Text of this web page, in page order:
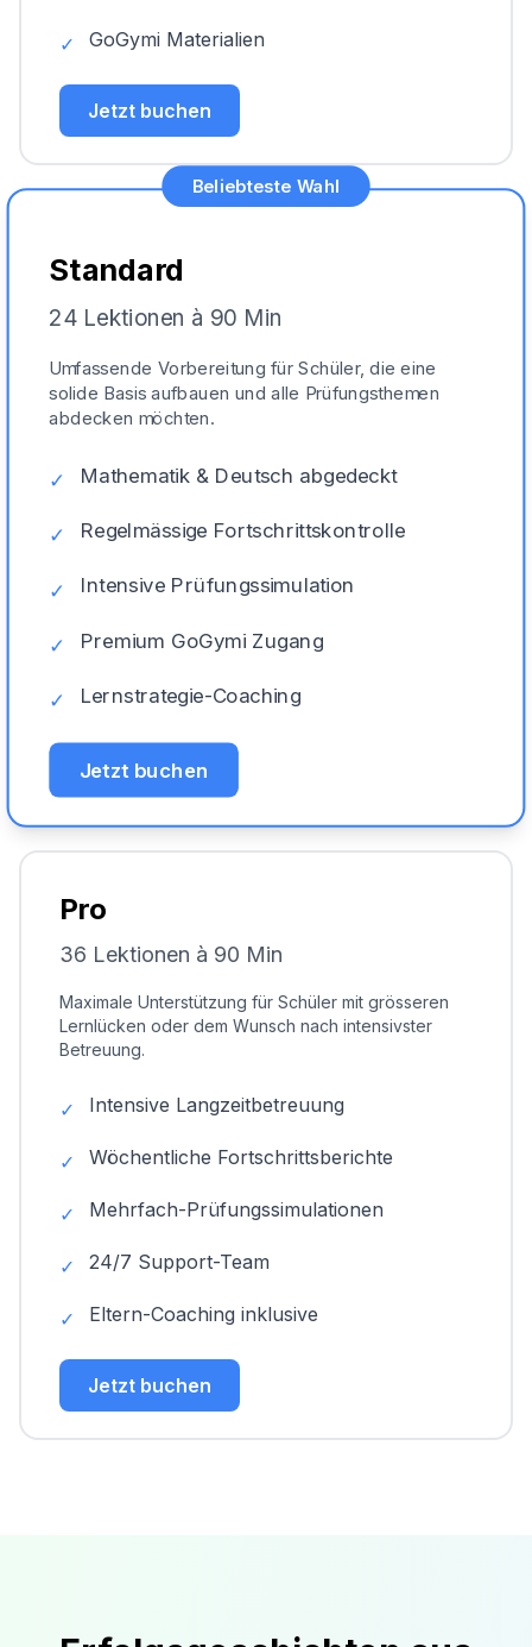
✓ GoGymi Materialien
Jetzt buchen
Beliebteste Wahl
Standard
24 Lektionen à 90 Min
Umfassende Vorbereitung für Schüler, die eine
solide Basis aufbauen und alle Prüfungsthemen
abdecken möchten.
✓ Mathematik & Deutsch abgedeckt
✓ Regelmässige Fortschrittskontrolle
✓ Intensive Prüfungssimulation
✓ Premium GoGymi Zugang
✓ Lernstrategie-Coaching
Jetzt buchen
Pro
36 Lektionen à 90 Min
Maximale Unterstützung für Schüler mit grösseren
Lernlücken oder dem Wunsch nach intensivster
Betreuung.
✓ Intensive Langzeitbetreuung
✓ Wöchentliche Fortschrittsberichte
✓ Mehrfach-Prüfungssimulationen
✓ 24/7 Support-Team
✓ Eltern-Coaching inklusive
Jetzt buchen